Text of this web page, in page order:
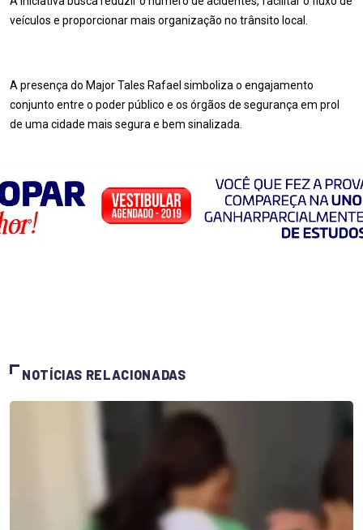
veículos e proporcionar mais organização no trânsito local.
A presença do Major Tales Rafael simboliza o engajamento
conjunto entre o poder público e os órgãos de segurança em prol
de uma cidade mais segura e bem sinalizada.
NOTÍCIAS RELACIONADAS